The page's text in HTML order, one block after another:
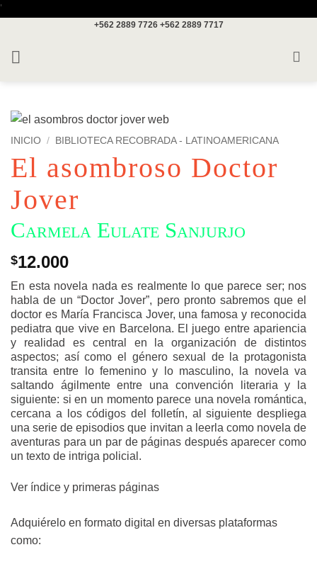
'
+562 2889 7726 +562 2889 7717
INICIO / BIBLIOTECA RECOBRADA - LATINOAMERICANA
El asombroso Doctor
Jover
Carmela Eulate Sanjurjo
$12.000
En esta novela nada es realmente lo que parece ser; nos
habla de un “Doctor Jover”, pero pronto sabremos que el
doctor es María Francisca Jover, una famosa y reconocida
pediatra que vive en Barcelona. El juego entre apariencia
y realidad es central en la organización de distintos
aspectos; así como el género sexual de la protagonista
transita entre lo femenino y lo masculino, la novela va
saltando ágilmente entre una convención literaria y la
siguiente: si en un momento parece una novela romántica,
cercana a los códigos del folletín, al siguiente despliega
una serie de episodios que invitan a leerla como novela de
aventuras para un par de páginas después aparecer como
un texto de intriga policial.
Ver índice y primeras páginas
Adquiérelo en formato digital en diversas plataformas
como: